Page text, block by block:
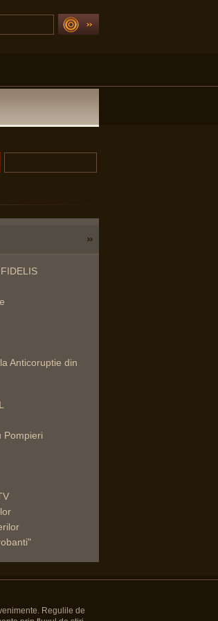
Anticoruptie din
Pompieri
Regulile de